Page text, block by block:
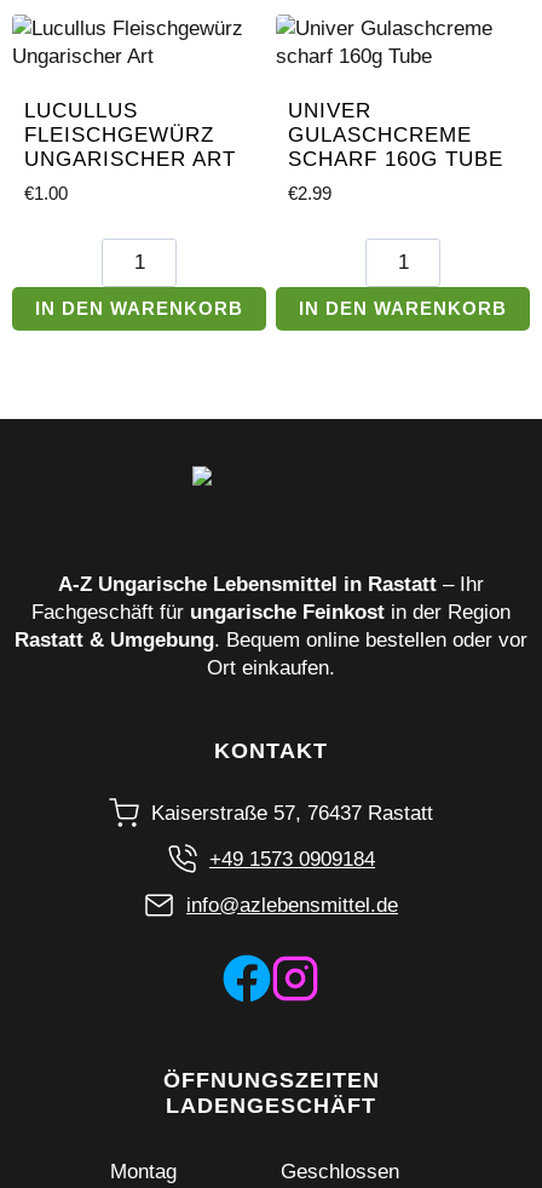
Menge
LUCULLUS
FLEISCHGEWÜRZ
UNGARISCHER ART
€1.00
Lucullus
Ungarischer
Art
IN DEN WARENKORB
UNIVER
GULASCHCREME
SCHARF 160G TUBE
€2.99
Univer
scharf
160g
IN DEN WARENKORB
A‑Z Ungarische Lebensmittel in Rastatt – Ihr
Fachgeschäft für ungarische Feinkost in der Region
Rastatt & Umgebung. Bequem online bestellen oder vor
Ort einkaufen.
KONTAKT
Kaiserstraße 57, 76437 Rastatt
+49 1573 0909184
info@azlebensmittel.de
ÖFFNUNGSZEITEN
LADENGESCHÄFT
Montag Geschlossen